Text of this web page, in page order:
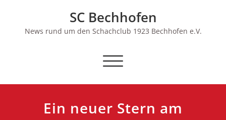
SC Bechhofen
News rund um den Schachclub 1923 Bechhofen e.V.
Schalte
Ein neuer Stern am